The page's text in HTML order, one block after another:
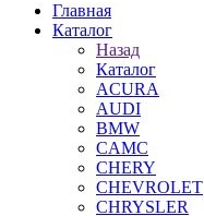
Главная
Каталог
Назад
Каталог
ACURA
AUDI
BMW
CAMC
CHERY
CHEVROLET
CHRYSLER